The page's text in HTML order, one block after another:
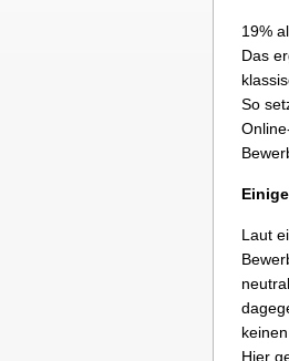
19%
Das
So
Laut
Hier